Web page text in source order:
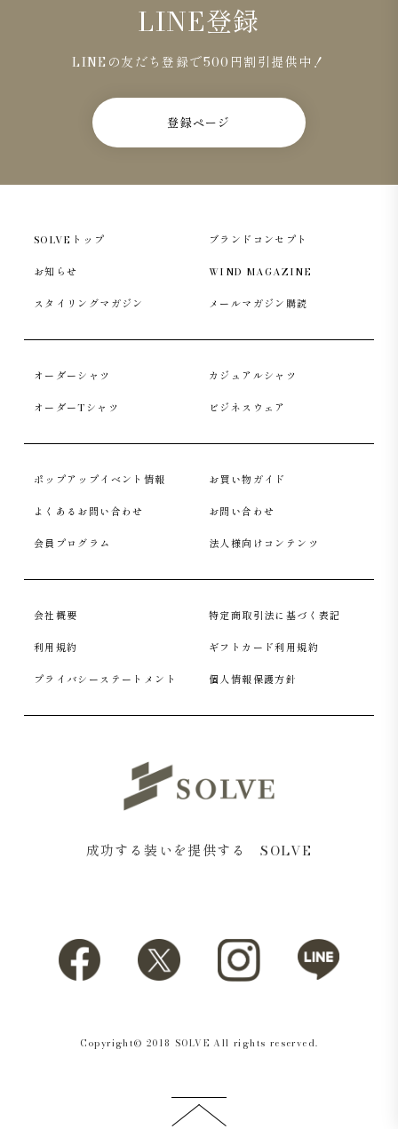
LINE登録
LINEの友だち登録で500円割引提供中！
登録ページ
SOLVEトップ ブランドコンセプト
お知らせ WIND MAGAZINE
スタイリングマガジン メールマガジン購読
オーダーシャツ カジュアルシャツ
オーダーTシャツ ビジネスウェア
ポップアップイベント情報 お買い物ガイド
よくあるお問い合わせ お問い合わせ
会員プログラム 法人様向けコンテンツ
会社概要 特定商取引法に基づく表記
利用規約 ギフトカード利用規約
プライバシーステートメント 個人情報保護方針
成功する装いを提供する SOLVE
Copyright© 2018 SOLVE All rights reserved.